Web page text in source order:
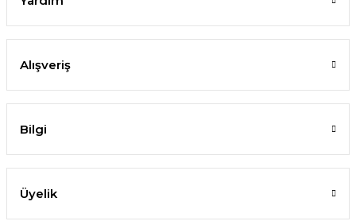
Alışveriş
Bilgi
Üyelik